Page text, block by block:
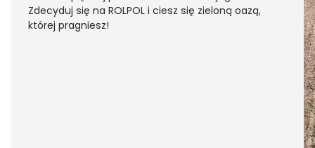
Zdecyduj się na ROLPOL i ciesz się zieloną oazą,
której pragniesz!